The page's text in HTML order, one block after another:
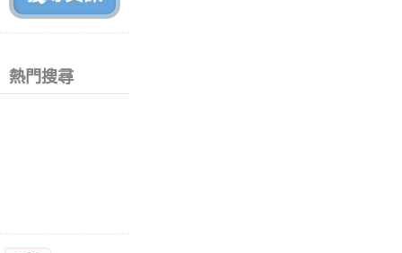
熱門搜尋